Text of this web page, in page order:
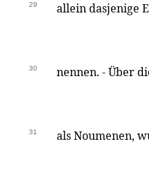
29 allein dasjenige
30 nennen. - Über
31 als Noumenen,